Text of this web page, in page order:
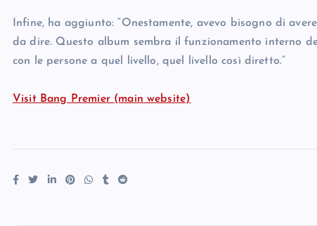
Infine, ha aggiunto: “Onestamente, avevo bisogno di
da dire. Questo album sembra il funzionamento interno
con le persone a quel livello, quel livello così diretto.”
Visit Bang Premier (main website)